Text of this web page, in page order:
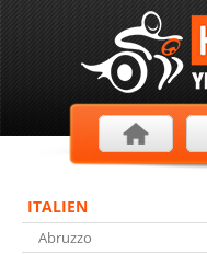
ITALIEN
Abruzzo